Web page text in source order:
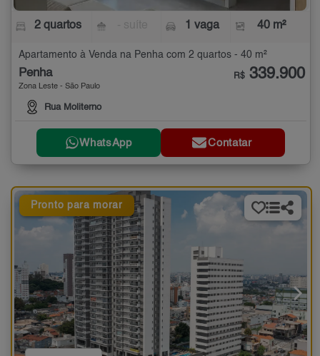
2 quartos 1 vaga 40 m²
Apartamento à Venda na Penha com 2 quartos - 40 m²
Penha
Zona Leste - São Paulo
Rua Moliterno
R$ 339.900
WhatsApp Contatar
Pronto para morar